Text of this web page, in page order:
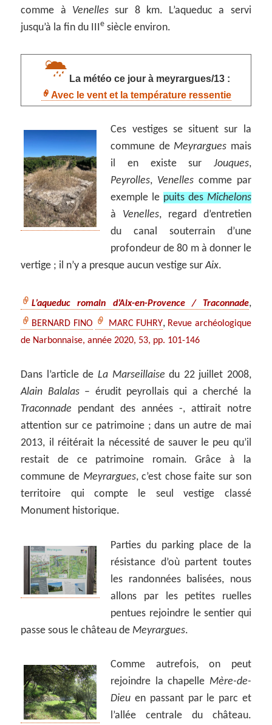
comme à Venellessur 8 km. L’aqueduc a servi
jusqu’à la fin du IIIe siècle environ.
La météo ce jour à meyrargues/13 :
Avec le vent et la température ressentie
Ces vestiges se situent sur la
commune de Meyrargues mais
il en existe sur Jouques,
Peyrolles, Venelles comme par
exemple le puits des Michelons
à Venelles, regard d’entretien
du canal souterrain d’une
profondeur de 80 m à donner le
vertige ; il n’y a presque aucun vestige surAix.
L’aqueduc romain d’Aix-en-Provence / Traconnade,
BERNARD FINO MARC FUHRY, Revue archéologique
de Narbonnaise, année 2020, 53, pp. 101-146
Dans l’article de La Marseillaise du 22 juillet 2008,
Alain Balalas– érudit peyrollais qui a cherché la
Traconnade pendant des années -, attirait notre
attention sur ce patrimoine ; dans un autre de mai
2013, il réitérait la nécessité de sauver le peu qu’il
restait de ce patrimoine romain. Grâce à la
commune de Meyrargues, c’est chose faite sur son
territoire qui compte le seul vestige classé
Monument historique.
Parties du parking place de la
résistance d’où partent toutes
les randonnées balisées, nous
allons par les petites ruelles
pentues rejoindre le sentier qui
passe sous le château de Meyrargues.
Comme autrefois, on peut
rejoindre la chapelle Mère-de-
Dieu en passant par le parc et
l’allée centrale du château.